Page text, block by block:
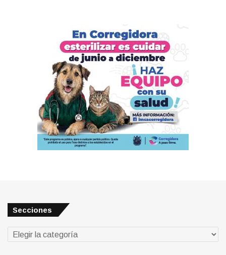
Secciones
Secciones